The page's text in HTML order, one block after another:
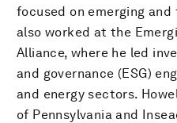
focused on emerging
also worked at the
Alliance, where he led
and governance (ESG)
and energy sectors.
of Pennsylvania and